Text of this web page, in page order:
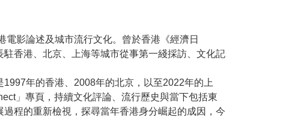
影論述及城市流行文化。曾於香港《經濟日
香港、北京、上海等城市從事第一綫採訪、文化記
年的香港、2008年的北京，以至2022年的上
」專頁，持續文化評論、流行歷史與當下包括東
程的重新檢視，探尋當年香港身分崛起的成因，今